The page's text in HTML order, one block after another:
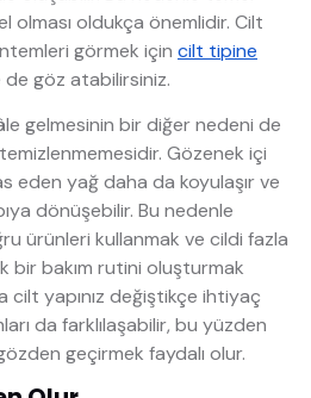
olması oldukça önemlidir. Cilt
görmek için cilt tipine
göz atabilirsiniz.
gelmesinin bir diğer nedeni de
Gözenek içi
eden yağ daha da koyulaşır ve
dönüşebilir. Bu nedenle
ürünleri kullanmak ve cildi fazla
bir bakım rutini oluşturmak
cilt yapınız değiştikçe ihtiyaç
da farklılaşabilir, bu yüzden
geçirmek faydalı olur.